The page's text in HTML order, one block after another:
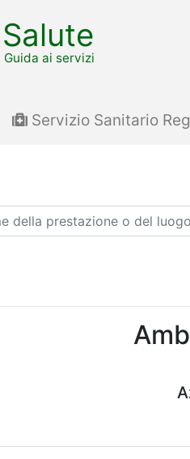
Salute
Guida ai servizi
Servizio Sanitario